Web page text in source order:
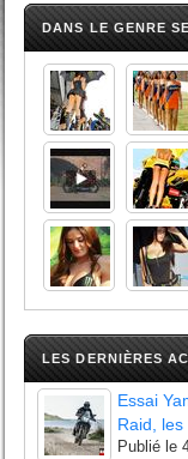
DANS LE GENRE
LES DERNIÈRES
Essai
Raid,
Publié le